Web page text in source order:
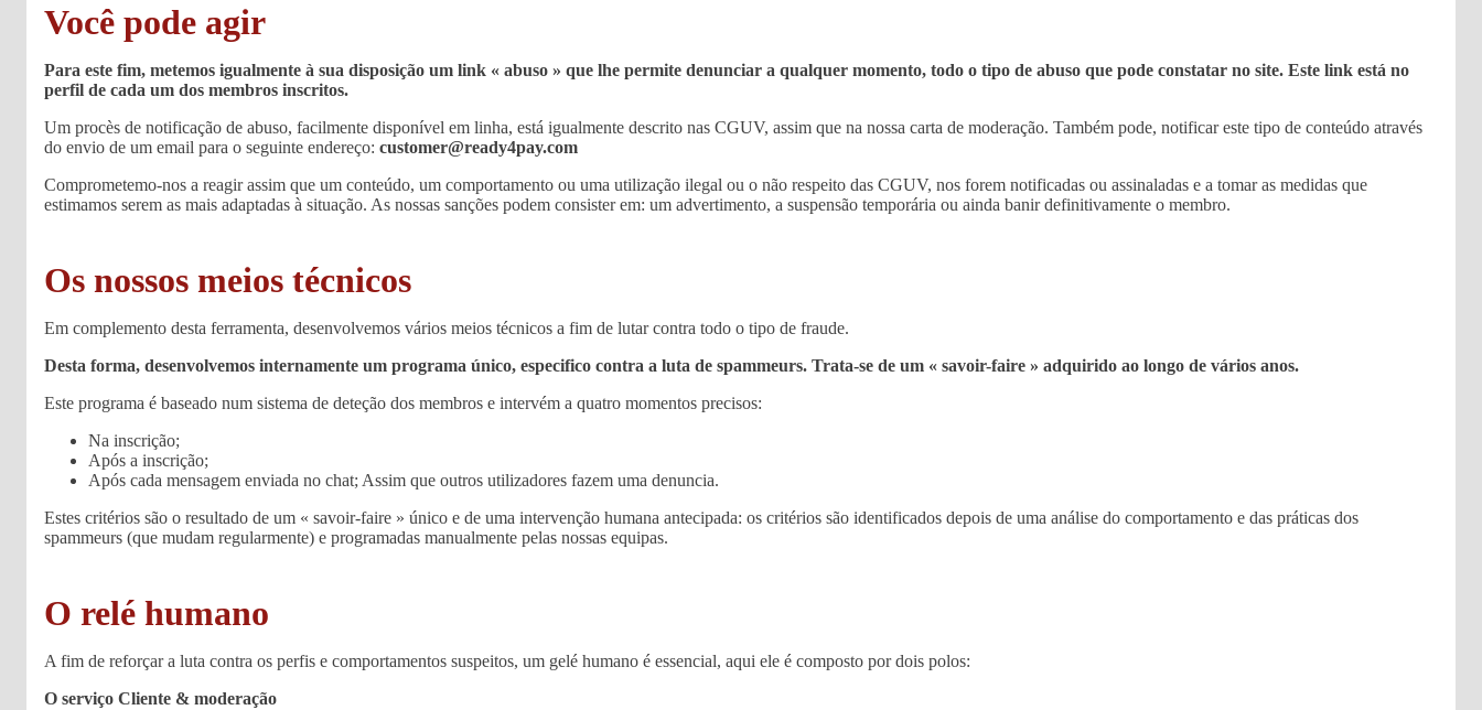
Você pode agir
Para este fim, metemos igualmente à sua disposição um link « abuso » que lhe permite denunciar a qualquer momento, todo o tipo de abuso que pode constatar no site. Este link está no
perfil de cada um dos membros inscritos.
Um procès de notificação de abuso, facilmente disponível em linha, está igualmente descrito nas CGUV, assim que na nossa carta de moderação. Também pode, notificar este tipo de conteúdo através
do envio de um email para o seguinte endereço: customer@ready4pay.com
Comprometemo-nos a reagir assim que um conteúdo, um comportamento ou uma utilização ilegal ou o não respeito das CGUV, nos forem notificadas ou assinaladas e a tomar as medidas que
estimamos serem as mais adaptadas à situação. As nossas sanções podem consister em: um advertimento, a suspensão temporária ou ainda banir definitivamente o membro.
Os nossos meios técnicos
Em complemento desta ferramenta, desenvolvemos vários meios técnicos a fim de lutar contra todo o tipo de fraude.
Desta forma, desenvolvemos internamente um programa único, especifico contra a luta de spammeurs. Trata-se de um « savoir-faire » adquirido ao longo de vários anos.
Este programa é baseado num sistema de deteção dos membros e intervém a quatro momentos precisos:
Na inscrição;
Após a inscrição;
Após cada mensagem enviada no chat; Assim que outros utilizadores fazem uma denuncia.
Estes critérios são o resultado de um « savoir-faire » único e de uma intervenção humana antecipada: os critérios são identificados depois de uma análise do comportamento e das práticas dos
spammeurs (que mudam regularmente) e programadas manualmente pelas nossas equipas.
O relé humano
A fim de reforçar a luta contra os perfis e comportamentos suspeitos, um gelé humano é essencial, aqui ele é composto por dois polos:
O serviço Cliente & moderação